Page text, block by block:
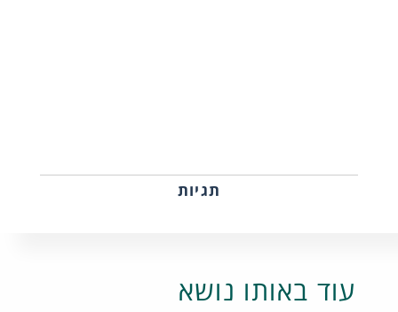
תגיות
עוד באותו נושא